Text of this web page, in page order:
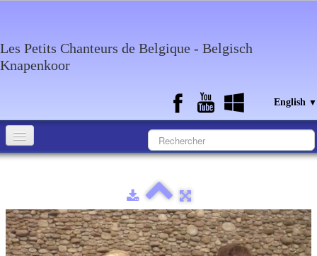
Les Petits Chanteurs de Belgique - Belgisch
Knapenkoor
English ▼
Media
Calendar